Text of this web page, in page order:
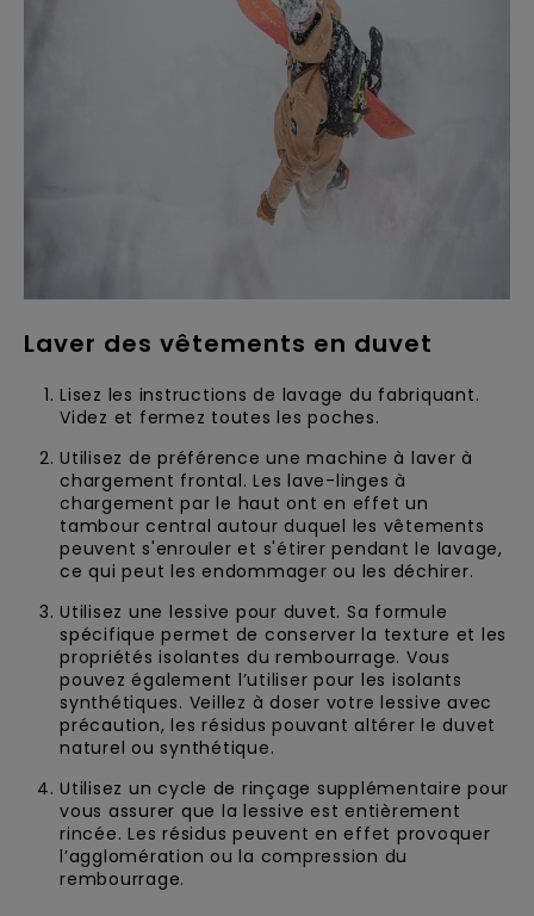
Laver des vêtements en duvet
Lisez les instructions de lavage du fabriquant.
Videz et fermez toutes les poches.
Utilisez de préférence une machine à laver à
chargement frontal. Les lave-linges à
chargement par le haut ont en effet un
tambour central autour duquel les vêtements
peuvent s'enrouler et s'étirer pendant le lavage,
ce qui peut les endommager ou les déchirer.
Utilisez une lessive pour duvet. Sa formule
spécifique permet de conserver la texture et les
propriétés isolantes du rembourrage. Vous
pouvez également l’utiliser pour les isolants
synthétiques. Veillez à doser votre lessive avec
précaution, les résidus pouvant altérer le duvet
naturel ou synthétique.
Utilisez un cycle de rinçage supplémentaire pour
vous assurer que la lessive est entièrement
rincée. Les résidus peuvent en effet provoquer
l’agglomération ou la compression du
rembourrage.